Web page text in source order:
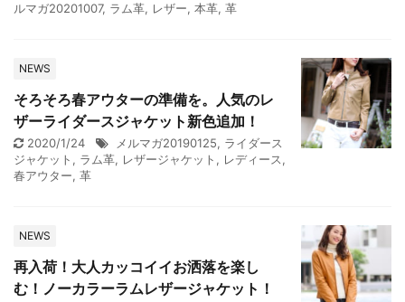
ルマガ20201007, ラム革, レザー, 本革, 革
NEWS
そろそろ春アウターの準備を。人気のレ
ザーライダースジャケット新色追加！
2020/1/24 メルマガ20190125, ライダース
ジャケット , ラム革, レザージャケット , レディース,
春アウター, 革
NEWS
再入荷！大人カッコイイお洒落を楽し
む！ノーカラーラムレザージャケット！